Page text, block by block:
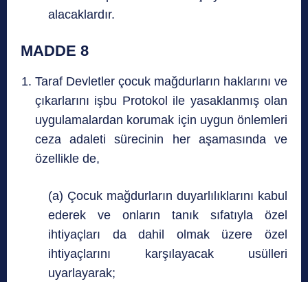
alacaklardır.
MADDE 8
Taraf Devletler çocuk mağdurların haklarını ve
çıkarlarını işbu Protokol ile yasaklanmış olan
uygulamalardan korumak için uygun önlemleri
ceza adaleti sürecinin her aşamasında ve
özellikle de,
(a) Çocuk mağdurların duyarlılıklarını kabul
ederek ve onların tanık sıfatıyla özel
ihtiyaçları da dahil olmak üzere özel
ihtiyaçlarını karşılayacak usülleri
uyarlayarak;